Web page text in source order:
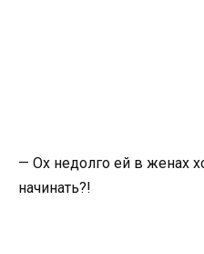
— Ох недолго ей в женах
начинать?!